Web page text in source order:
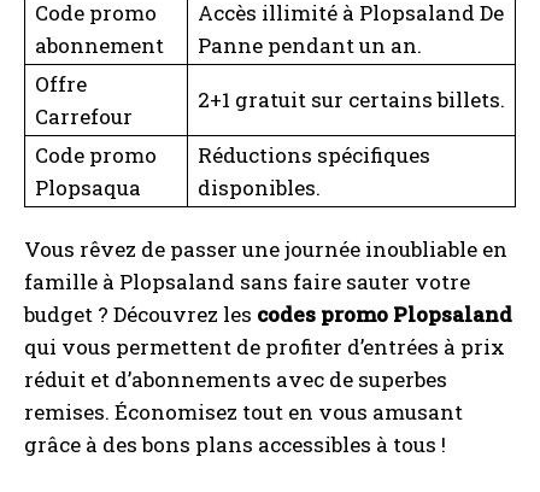
Code promo
abonnement
Accès illimité à Plopsaland De
Panne pendant un an.
Offre
Carrefour
2+1 gratuit sur certains billets.
Code promo
Plopsaqua
Réductions spécifiques
disponibles.
Vous rêvez de passer une journée inoubliable en
famille à Plopsaland sans faire sauter votre
budget ? Découvrez les codes promo Plopsaland
qui vous permettent de profiter d’entrées à prix
réduit et d’abonnements avec de superbes
remises. Économisez tout en vous amusant
grâce à des bons plans accessibles à tous !